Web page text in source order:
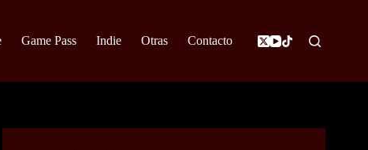
Game Pass Indie Otras Contacto